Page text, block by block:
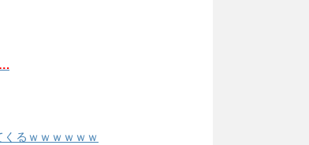
るｗｗｗｗｗｗ